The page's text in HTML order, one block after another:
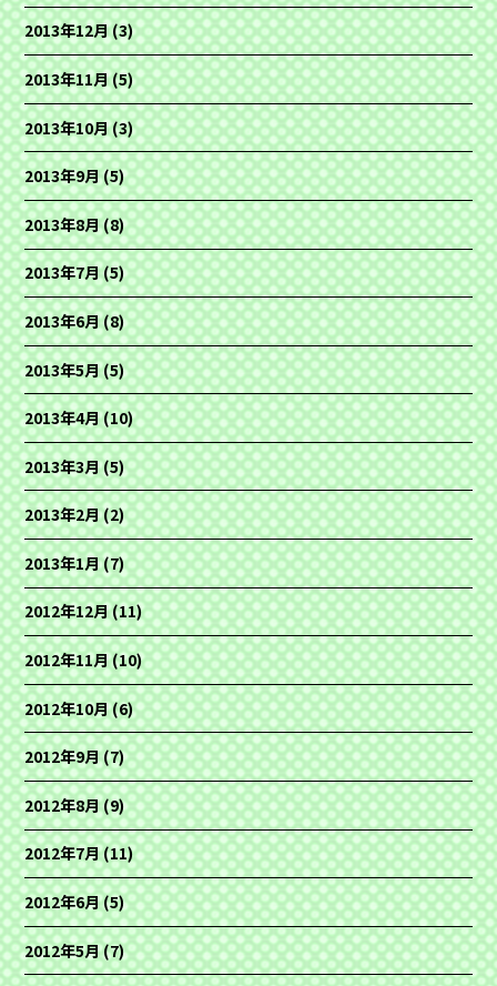
2013年12月(3)
2013年11月(5)
2013年10月(3)
2013年9月(5)
2013年8月(8)
2013年7月(5)
2013年6月(8)
2013年5月(5)
2013年4月(10)
2013年3月(5)
2013年2月(2)
2013年1月(7)
2012年12月(11)
2012年11月(10)
2012年10月(6)
2012年9月(7)
2012年8月(9)
2012年7月(11)
2012年6月(5)
2012年5月(7)